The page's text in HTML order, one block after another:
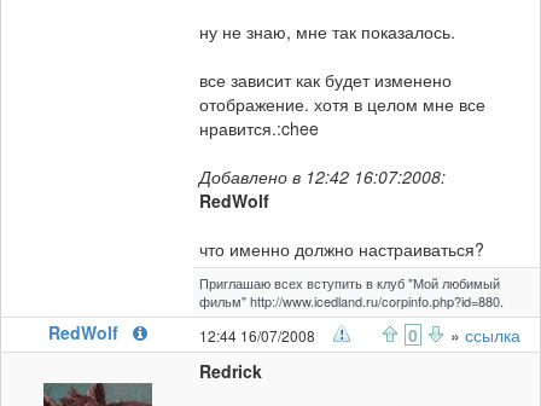
ну не знаю, мне так показалось.
все зависит как будет изменено
отображение. хотя в целом мне все
нравится.:chee
Добавлено в 12:42 16:07:2008:
RedWolf
что именно должно настраиваться?
Приглашаю всех вступить в клуб "Мой любимый
фильм" http://www.icedland.ru/corpinfo.php?id=880.
RedWolf 12:44 16/07/2008 0 » ссылка
Redrick